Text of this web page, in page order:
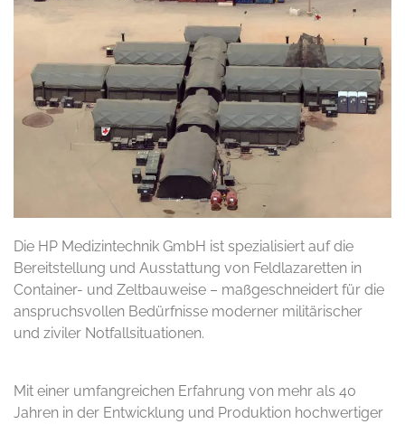
Die HP Medizintechnik GmbH ist spezialisiert auf die
Bereitstellung und Ausstattung von Feldlazaretten in
Container- und Zeltbauweise – maßgeschneidert für die
anspruchsvollen Bedürfnisse moderner militärischer
und ziviler Notfallsituationen.
Mit einer umfangreichen Erfahrung von mehr als 40
Jahren in der Entwicklung und Produktion hochwertiger